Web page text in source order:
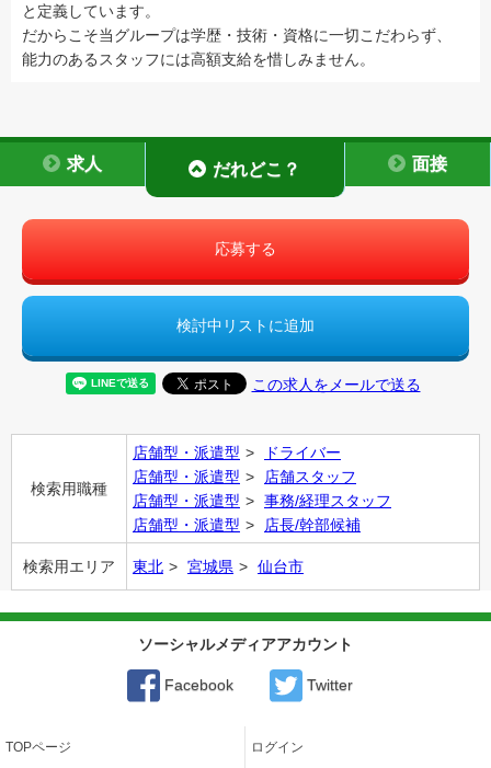
と定義しています。
だからこそ当グループは学歴・技術・資格に一切こだわらず、
能力のあるスタッフには高額支給を惜しみません。
求人 だれどこ？ 面接
応募する
検討中リストに追加
この求人をメールで送る
検索用職種
店舗型・派遣型
ドライバー
店舗型・派遣型
店舗スタッフ
店舗型・派遣型
事務/経理スタッフ
店舗型・派遣型
店長/幹部候補
検索用エリア 東北 宮城県 仙台市
ソーシャルメディアアカウント
Facebook Twitter
TOPページ ログイン